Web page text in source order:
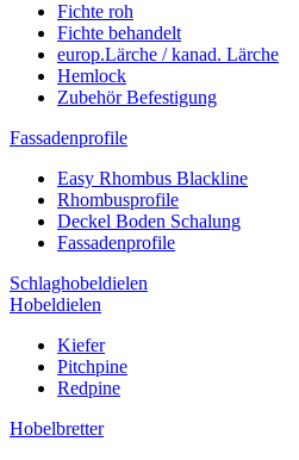
Fichte roh
Fichte behandelt
europ.Lärche / kanad. Lärche
Hemlock
Zubehör Befestigung
Fassadenprofile
Easy Rhombus Blackline
Rhombusprofile
Deckel Boden Schalung
Fassadenprofile
Schlaghobeldielen
Hobeldielen
Kiefer
Pitchpine
Redpine
Hobelbretter